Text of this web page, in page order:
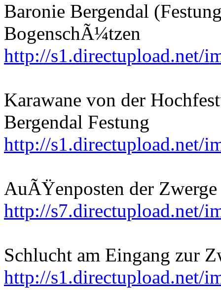
Baronie Bergendal
BogenschÃ¼tzen
http://s1.directupload.net/
Karawane von der
Bergendal Festung
http://s1.directupload.net/
AuÃŸenposten der Zwerge
http://s7.directupload.net/
Schlucht am Eingang zur
http://s1.directupload.net/